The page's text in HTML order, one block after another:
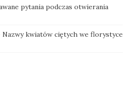
pytania podczas otwierania
Nazwy kwiatów ciętych we florystyce